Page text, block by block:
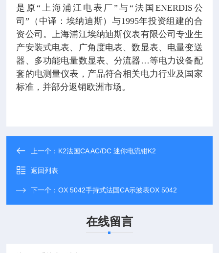
是原“上海浦江电表厂”与“法国ENERDIS公
司”（中译：埃纳迪斯）与1995年投资组建的合
资公司。上海浦江埃纳迪斯仪表有限公司专业生
产安装式电表、广角度电表、数显表、电量变送
器、多功能电量数显表、分流器…等电力设备配
套的电测量仪表，产品符合相关电力行业及国家
标准，并部分返销欧洲市场。
上一个： K2法国CA AC/DC 迷你电流钳K2
返回列表
下一个：OX 5042手持式法国CA示波表OX 5042
在线留言